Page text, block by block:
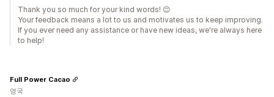
Thank you so much for your kind words! 😊
Your feedback means a lot to us and motivates us to keep improving.
If you ever need any assistance or have new ideas, we're always here
to help!
Full Power Cacao
영국